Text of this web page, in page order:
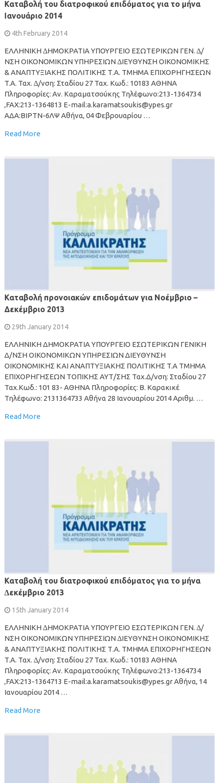
Καταβολή του διατροφικού επιδόµατος για το µήνα
Ιανουάριο 2014
4th February 2014
ΕΛΛΗΝΙΚΗ ∆ΗΜΟΚΡΑΤΙΑ ΥΠΟΥΡΓΕΙΟ ΕΣΩΤΕΡΙΚΩΝ ΓΕΝ. ∆/
ΝΣΗ ΟΙΚΟΝΟΜΙΚΩΝ ΥΠΗΡΕΣΙΩΝ ∆ΙΕΥΘΥΝΣΗ ΟΙΚΟΝΟΜΙΚΗΣ
& ΑΝΑΠΤΥΞΙΑΚΗΣ ΠΟΛΙΤΙΚΗΣ Τ.A. ΤΜΗΜΑ ΕΠΙΧΟΡΗΓΗΣΕΩΝ
T.A. Ταχ. ∆/νση: Σταδίου 27 Ταχ. Κωδ.: 10183 ΑΘΗΝΑ
Πληροφορίες: Αν. Καραµατσούκης Τηλέφωνο:213-1364734
,FAX:213-1364813 E-mail:a.karamatsoukis@ypes.gr
ΑΔΑ:ΒΙΡΤΝ-6ΛΨ Αθήνα, 04 Φεβρουαρίου …
Read More
Καταβολή προνοιακών επιδομάτων για Νοέμβριο –
Δεκέμβριο 2013
29th January 2014
ΕΛΛΗΝΙΚΗ ΔΗΜΟΚΡΑΤΙΑ ΥΠΟΥΡΓΕΙΟ ΕΣΩΤΕΡΙΚΩΝ ΓΕΝΙΚΗ
Δ/ΝΣΗ ΟΙΚΟΝΟΜΙΚΩΝ ΥΠΗΡΕΣΙΩΝ ΔΙΕΥΘΥΝΣΗ
ΟΙΚΟΝΟΜΙΚΗΣ ΚΑΙ ΑΝΑΠΤΥΞΙΑΚΗΣ ΠΟΛΙΤΙΚΗΣ T.A ΤΜΗΜΑ
ΕΠΙΧΟΡΗΓΗΣΕΩΝ ΤΟΠΙΚΗΣ ΑΥΤ/ΣΗΣ Ταχ.Δ/νση: Σταδίου 27
Ταχ.Κωδ.: 101 83- ΑΘΗΝΑ Πληροφορίες: Β. Καρακικέ
Τηλέφωνο: 2131364733 Αθήνα 28 Ιανουαρίου 2014 Αριθμ. …
Read More
Καταβολή του διατροφικού επιδόµατος για το µήνα
∆εκέµβριο 2013
15th January 2014
ΕΛΛΗΝΙΚΗ ∆ΗΜΟΚΡΑΤΙΑ ΥΠΟΥΡΓΕΙΟ ΕΣΩΤΕΡΙΚΩΝ ΓΕΝ. ∆/
ΝΣΗ ΟΙΚΟΝΟΜΙΚΩΝ ΥΠΗΡΕΣΙΩΝ ∆ΙΕΥΘΥΝΣΗ ΟΙΚΟΝΟΜΙΚΗΣ
& ΑΝΑΠΤΥΞΙΑΚΗΣ ΠΟΛΙΤΙΚΗΣ Τ.A. ΤΜΗΜΑ ΕΠΙΧΟΡΗΓΗΣΕΩΝ
T.A. Ταχ. ∆/νση: Σταδίου 27 Ταχ. Κωδ.: 10183 ΑΘΗΝΑ
Πληροφορίες: Αν. Καραµατσούκης Τηλέφωνο:213-1364734
,FAX:213-1364713 E-mail:a.karamatsoukis@ypes.gr Αθήνα, 14
Ιανουαρίου 2014 …
Read More